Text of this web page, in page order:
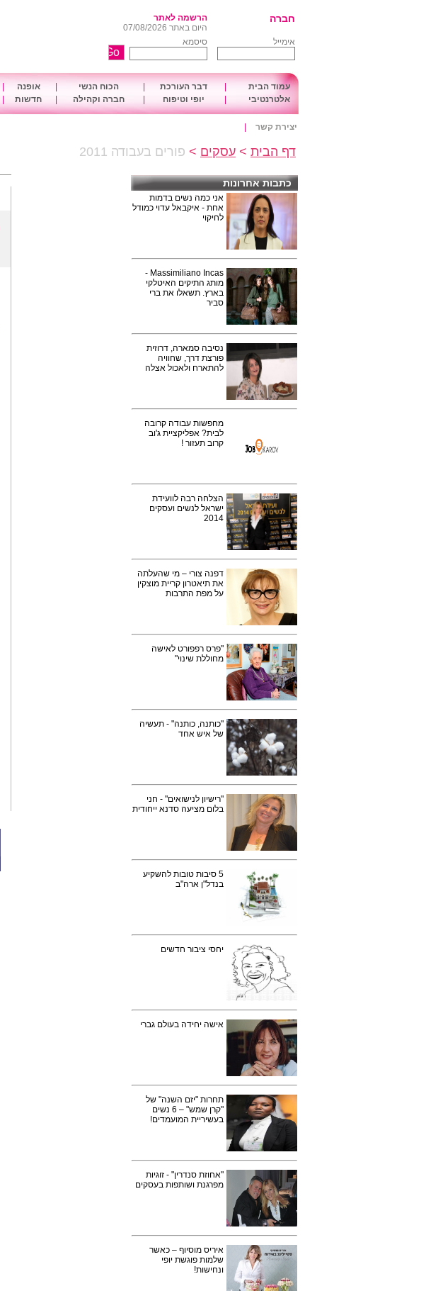
חברה
הרשמה לאתר
היום באתר 07/08/2026
אימייל
סיסמא
עמוד הבית דבר העורכת הכוח הנשי אופנה
אלטרנטיבי
יופי וטיפוח חברה וקהילה חדשות
יצירת קשר
דף הבית > עסקים > פורים בעבודה 2011
כתבות אחרונות
אני כמה נשים בדמות
אחת - איקבאל עדוי כמודל
לחיקוי
Massimiliano Incas -
מותג התיקים האיטלקי
בארץ. תשאלו את ברי
סביר
נסיבה סמארה, דרוזית
פורצת דרך, שחוויה
להתארח ולאכול אצלה
מחפשות עבודה קרובה
לבית? אפליקציית ג'וב
קרוב תעזור !
הצלחה רבה לוועידת
ישראל לנשים ועסקים
2014
דפנה צורי – מי שהעלתה
את תיאטרון קריית מוצקין
על מפת התרבות
"פרס רפפורט לאישה
מחוללת שינוי"
"כותנה, כותנה" - תעשיה
של איש אחד
"רישיון לנישואים" - חני
בלום מציעה סדנא ייחודית
5 סיבות טובות להשקיע
בנדל"ן ארה"ב
יחסי ציבור חדשים
אישה יחידה בעולם גברי
תחרות "יזם השנה" של
"קרן שמש" – 6 נשים
בעשיריית המועמדים!
"אחוזת סנדרין" - זוגיות
מפרגנת ושותפות בעסקים
איריס מוסיוף – כאשר
שלמות פוגשת יופי
ונחישות!